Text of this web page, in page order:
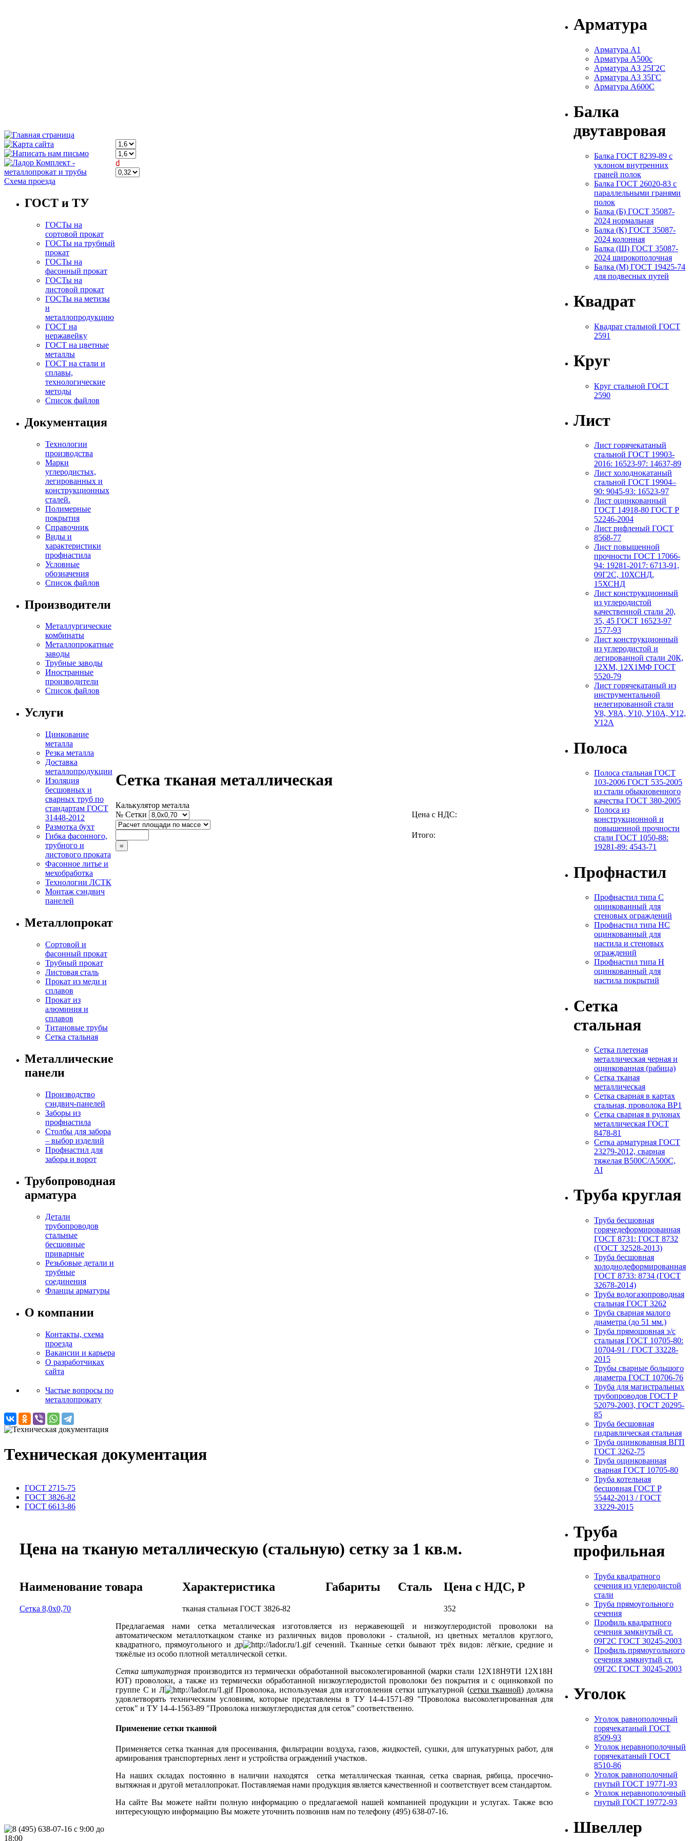
Схема проезда
ГОСТ и ТУ
ГОСТы на
сортовой прокат
ГОСТы на трубный
прокат
ГОСТы на
фасонный прокат
ГОСТы на
листовой прокат
ГОСТы на метизы
и
металлопродукцию
ГОСТ на
нержавейку
ГОСТ на цветные
металлы
ГОСТ на стали и
сплавы,
технологические
методы
Список файлов
Документация
Технологии
производства
Марки
углеродистых,
легированных и
конструкционных
сталей.
Полимерные
покрытия
Справочник
Виды и
характеристики
профнастила
Условные
обозначения
Список файлов
Производители
Металлургические
комбинаты
Металлопрокатные
заводы
Трубные заводы
Иностранные
производители
Список файлов
Услуги
Цинкование
металла
Резка металла
Доставка
металлопродукции
Изоляция
бесшовных и
сварных труб по
стандартам ГОСТ
31448-2012
Размотка бухт
Гибка фасонного,
трубного и
листового проката
Фасонное литье и
мехобработка
Технологии ЛСТК
Монтаж сэндвич
панелей
Металлопрокат
Сортовой и
фасонный прокат
Трубный прокат
Листовая сталь
Прокат из меди и
сплавов
Прокат из
алюминия и
сплавов
Титановые трубы
Сетка стальная
Металлические
панели
Производство
сэндвич-панелей
Заборы из
профнастила
Столбы для забора
– выбор изделий
Профнастил для
забора и ворот
Трубопроводная
арматура
Детали
трубопроводов
стальные
бесшовные
приварные
Резьбовые детали и
трубные
соединения
Фланцы арматуры
О компании
Контакты, схема
проезда
Вакансии и карьера
О разработчиках
сайта
Частые вопросы по
металлопрокату
Сетка тканая металлическая
Калькулятор металла
№ Сетки
Цена с НДС:
Итого:
Техническая документация
ГОСТ 2715-75
ГОСТ 3826-82
ГОСТ 6613-86
Цена на тканую металлическую (стальную) сетку за 1 кв.м.
Наименование товара Характеристика Габариты Сталь Цена c НДС, Р
Сетка 8,0х0,70 тканая стальная ГОСТ 3826-82
352
Предлагаемая нами сетка металлическая изготовляется из нержавеющей и низкоуглеродистой проволоки на
автоматическом металлоткацком станке из различных видов проволоки - стальной, из цветных металлов круглого,
квадратного, прямоугольного и др
сечений. Тканные сетки бывают трёх видов: лёгкие, средние и
тяжёлые из особо плотной металлической сетки.
Сетка штукатурная производится из термически обработанной высоколегированной (марки стали 12Х18Н9ТИ 12Х18Н
ЮТ) проволоки, а также из термически обработанной низкоуглеродистой проволоки без покрытия и с оцинковкой по
группе С и Л
Проволока, используемая для изготовления сетки штукатурной (сетки тканной) должна
удовлетворять техническим условиям, которые представлены в ТУ 14-4-1571-89 "Проволока высоколегированная для
сеток" и ТУ 14-4-1563-89 "Проволока низкоуглеродистая для сеток" соответственно.
Применение сетки тканной
Применяется сетка тканная для просеивания, фильтрации воздуха, газов, жидкостей, сушки, для штукатурных работ, для
армирования транспортерных лент и устройства ограждений участков.
На наших складах постоянно в наличии находятся сетка металлическая тканная, сетка сварная, рябица, просечно-
вытяжная и другой металлопрокат. Поставляемая нами продукция является качественной и соответствует всем стандартом.
На сайте Вы можете найти полную информацию о предлагаемой нашей компанией продукции и услугах. Также всю
интересующую информацию Вы можете уточнить позвонив нам по телефону (495) 638-07-16.
Арматура
Арматура А1
Арматура А500с
Арматура А3 25Г2С
Арматура А3 35ГС
Арматура А600С
Балка
двутавровая
Балка ГОСТ 8239-89 с
уклоном внутренних
граней полок
Балка ГОСТ 26020-83 с
параллельными гранями
полок
Балка (Б) ГОСТ 35087-
2024 нормальная
Балка (К) ГОСТ 35087-
2024 колонная
Балка (Ш) ГОСТ 35087-
2024 широкополочная
Балка (М) ГОСТ 19425-74
для подвесных путей
Квадрат
Квадрат стальной ГОСТ
2591
Круг
Круг стальной ГОСТ
2590
Лист
Лист горячекатаный
стальной ГОСТ 19903-
2016: 16523-97: 14637-89
Лист холоднокатаный
стальной ГОСТ 19904–
90: 9045-93: 16523-97
Лист оцинкованный
ГОСТ 14918-80 ГОСТ Р
52246-2004
Лист рифленый ГОСТ
8568-77
Лист повышенной
прочности ГОСТ 17066-
94: 19281-2017: 6713-91,
09Г2С, 10ХСНД,
15ХСНД
Лист конструкционный
из углеродистой
качественной стали 20,
35, 45 ГОСТ 16523-97
1577-93
Лист конструкционный
из углеродистой и
легированной стали 20К,
12ХМ, 12Х1МФ ГОСТ
5520-79
Лист горячекатаный из
инструментальной
нелегированной стали
У8, У8А, У10, У10А, У12,
У12А
Полоса
Полоса стальная ГОСТ
103-2006 ГОСТ 535-2005
из стали обыкновенного
качества ГОСТ 380-2005
Полоса из
конструкционной и
повышенной прочности
стали ГОСТ 1050-88:
19281-89: 4543-71
Профнастил
Профнастил типа С
оцинкованный для
стеновых ограждений
Профнастил типа НС
оцинкованный для
настила и стеновых
ограждений
Профнастил типа Н
оцинкованный для
настила покрытий
Сетка
стальная
Сетка плетеная
металлическая черная и
оцинкованная (рабица)
Сетка тканая
металлическая
Сетка сварная в картах
стальная, проволока ВР1
Сетка сварная в рулонах
металлическая ГОСТ
8478-81
Сетка арматурная ГОСТ
23279-2012, сварная
тяжелая В500С/А500С,
АI
Труба круглая
Труба бесшовная
горячедеформированная
ГОСТ 8731: ГОСТ 8732
(ГОСТ 32528-2013)
Труба бесшовная
холоднодеформированная
ГОСТ 8733: 8734 (ГОСТ
32678-2014)
Труба водогазопроводная
стальная ГОСТ 3262
Труба сварная малого
диаметра (до 51 мм.)
Труба прямошовная э/с
стальная ГОСТ 10705-80:
10704-91 / ГОСТ 33228-
2015
Трубы сварные большого
диаметра ГОСТ 10706-76
Труба для магистральных
трубопроводов ГОСТ Р
52079-2003, ГОСТ 20295-
85
Труба бесшовная
гидравлическая стальная
Труба оцинкованная ВГП
ГОСТ 3262-75
Труба оцинкованная
сварная ГОСТ 10705-80
Труба котельная
бесшовная ГОСТ Р
55442-2013 / ГОСТ
33229-2015
Труба
профильная
Труба квадратного
сечения из углеродистой
стали
Труба прямоугольного
сечения
Профиль квадратного
сечения замкнутый ст.
09Г2С ГОСТ 30245-2003
Профиль прямоугольного
сечения замкнутый ст.
09Г2С ГОСТ 30245-2003
Уголок
Уголок равнополочный
горячекатаный ГОСТ
8509-93
Уголок неравнополочный
горячекатаный ГОСТ
8510-86
Уголок равнополочный
гнутый ГОСТ 19771-93
Уголок неравнополочный
гнутый ГОСТ 19772-93
Швеллер